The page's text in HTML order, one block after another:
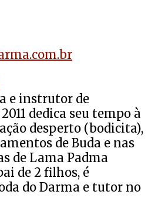
e instrutor de
dedica seu tempo à
desperto (bodicita),
de Buda e nas
de Lama Padma
de 2 filhos, é
do Darma e tutor no